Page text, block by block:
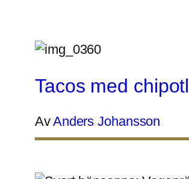
Tacos med
AvAnders Johansson